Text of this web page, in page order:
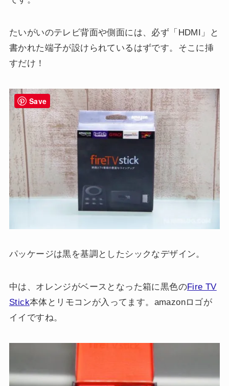
たいがいのテレビ背面や側面には、必ず「HDMI」と
書かれた端子が設けられているはずです。そこに挿
すだけ！
パッケージは黒を基調としたシックなデザイン。
中は、オレンジがベースとなった箱に黒色のFire TV
Stick本体とリモコンが入ってます。amazonロゴが
イイですね。
Save